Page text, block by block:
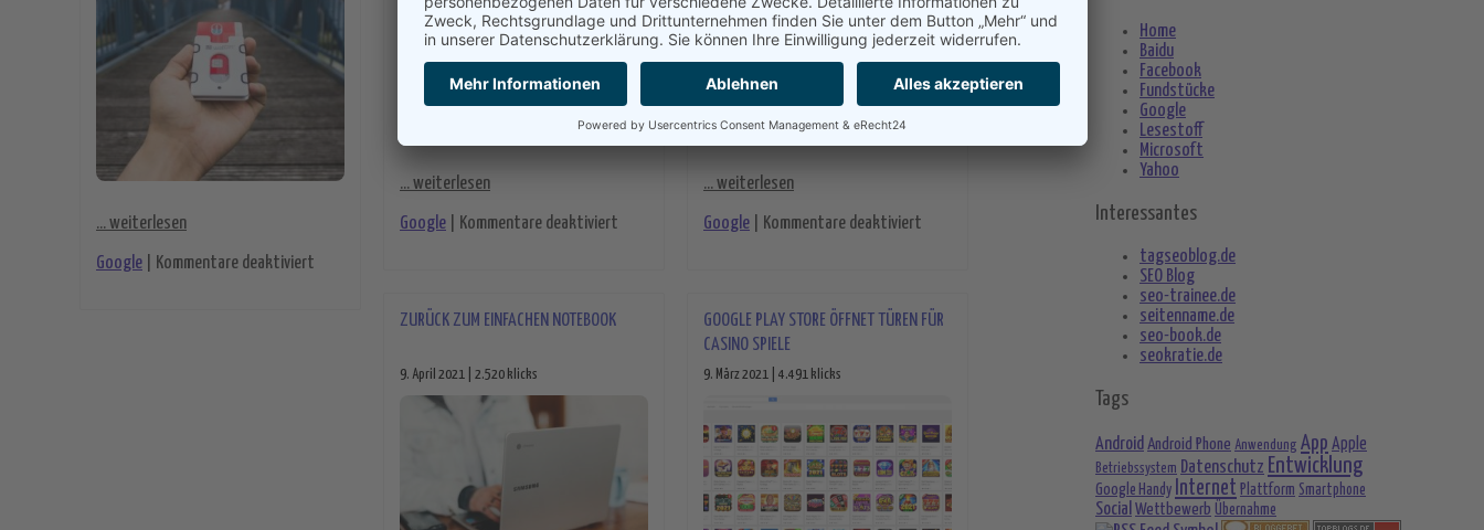
... weiterlesen
Google Kommentare deaktiviert
... weiterlesen
Google Kommentare deaktiviert für Mehr Informationen zum neuen Google Pixel 6
... weiterlesen
Google Kommentare deaktiviert für Android 12 startet durch
ZURÜCK ZUM EINFACHEN NOTEBOOK
9. April 2021 | 2.520 klicks
GOOGLE PLAY STORE ÖFFNET TÜREN FÜR
CASINO SPIELE
9. März 2021 | 4.491 klicks
Home
Baidu
Facebook
Fundstücke
Google
Lesestoff
Microsoft
Yahoo
Interessantes
tagseoblog.de
SEO Blog
seo-trainee.de
seitenname.de
seo-book.de
seokratie.de
Tags
Android Android Phone Anwendung App Apple
Betriebssystem Datenschutz Entwicklung
Google Handy Internet Plattform Smartphone
Social Wettbewerb Übernahme